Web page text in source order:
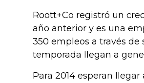
Roott+Co registró un
año anterior y es una
350 empleos a través
temporada llegan a
Para 2014 esperan